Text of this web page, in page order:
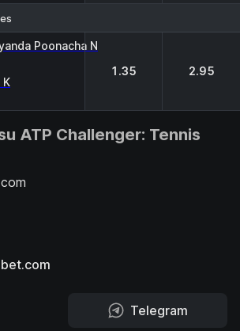
Poonacha N
K
1.35 2.95
ATP Challenger: Tennis
Telegram